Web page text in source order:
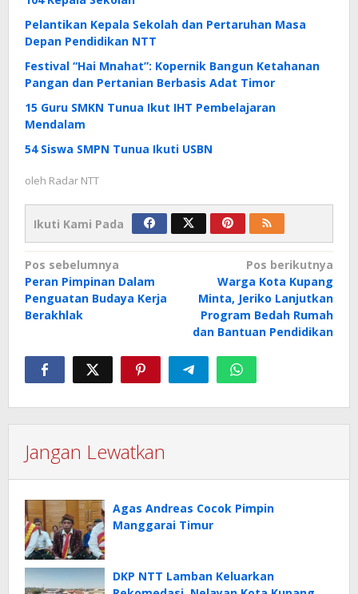
Pelantikan Kepala Sekolah dan Pertaruhan Masa
Depan Pendidikan NTT
Festival “Hai Mnahat”: Kopernik Bangun Ketahanan
Pangan dan Pertanian Berbasis Adat Timor
15 Guru SMKN Tunua Ikut IHT Pembelajaran
Mendalam
54 Siswa SMPN Tunua Ikuti USBN
oleh Radar NTT
Ikuti Kami Pada
Navigasi
pos
Pos sebelumnya
Peran Pimpinan Dalam
Penguatan Budaya Kerja
Berakhlak
Pos berikutnya
Warga Kota Kupang
Minta, Jeriko Lanjutkan
Program Bedah Rumah
dan Bantuan Pendidikan
Jangan Lewatkan
Agas Andreas Cocok Pimpin
Manggarai Timur
DKP NTT Lamban Keluarkan